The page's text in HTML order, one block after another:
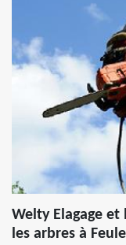
Welty Elagage
les arbres à